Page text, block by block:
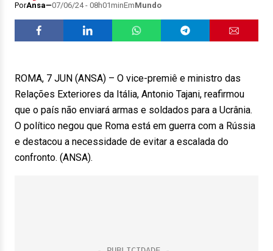
PorAnsa 07/06/24 - 08h01minEmMundo
ROMA, 7 JUN (ANSA) – O vice-premiê e ministro das
Relações Exteriores da Itália, Antonio Tajani, reafirmou
que o país não enviará armas e soldados para a Ucrânia.
O político negou que Roma está em guerra com a Rússia
e destacou a necessidade de evitar a escalada do
confronto. (ANSA).